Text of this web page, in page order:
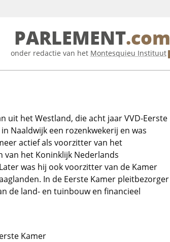
PARLEMENT.com
onder redactie van het Montesquieu Instituut
uit het Westland, die acht jaar VVD-Eerste
Naaldwijk een rozenkwekerij en was
actief als voorzitter van het
van het Koninklijk Nederlands
was hij ook voorzitter van de Kamer
In de Eerste Kamer pleitbezorger
de land- en tuinbouw en financieel
Kamer